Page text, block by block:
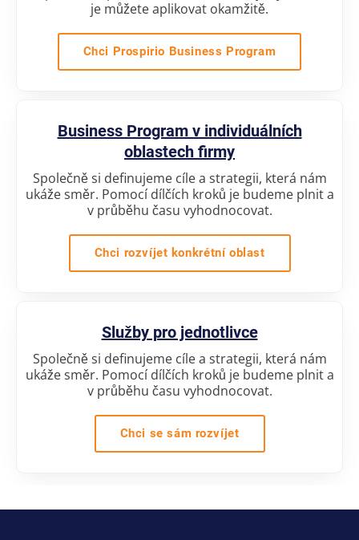
je můžete aplikovat okamžitě.
Chci Prospirio Business Program
Business Program v individuálních
oblastech firmy
Společně si definujeme cíle a strategii, která nám
ukáže směr. Pomocí dílčích kroků je budeme plnit a
v průběhu času vyhodnocovat.
Chci rozvíjet konkrétní oblast
Služby pro jednotlivce
Společně si definujeme cíle a strategii, která nám
ukáže směr. Pomocí dílčích kroků je budeme plnit a
v průběhu času vyhodnocovat.
Chci se sám rozvíjet